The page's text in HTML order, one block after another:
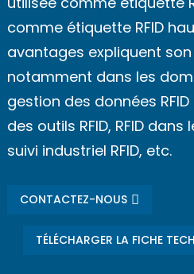
comme étiquette RFID
avantages expliquent
notamment dans les
gestion des données
des outils RFID, RFID
suivi industriel RFID, etc.
CONTACTEZ-NOUS
TÉLÉCHARGER LA FICHE